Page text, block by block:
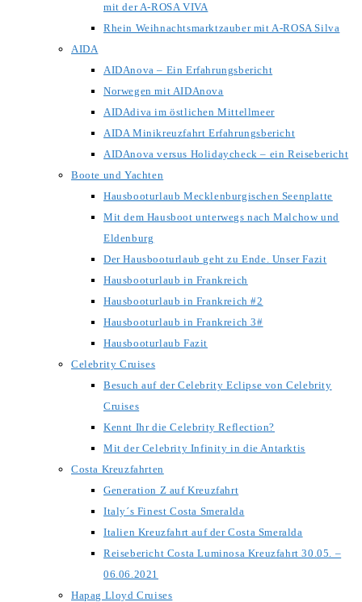
mit der A-ROSA VIVA
Rhein Weihnachtsmarktzauber mit A-ROSA Silva
AIDA
AIDAnova – Ein Erfahrungsbericht
Norwegen mit AIDAnova
AIDAdiva im östlichen Mittellmeer
AIDA Minikreuzfahrt Erfahrungsbericht
AIDAnova versus Holidaycheck – ein Reisebericht
Boote und Yachten
Hausbooturlaub Mecklenburgischen Seenplatte
Mit dem Hausboot unterwegs nach Malchow und
Eldenburg
Der Hausbooturlaub geht zu Ende. Unser Fazit
Hausbooturlaub in Frankreich
Hausbooturlaub in Frankreich #2
Hausbooturlaub in Frankreich 3#
Hausbooturlaub Fazit
Celebrity Cruises
Besuch auf der Celebrity Eclipse von Celebrity
Cruises
Kennt Ihr die Celebrity Reflection?
Mit der Celebrity Infinity in die Antarktis
Costa Kreuzfahrten
Generation Z auf Kreuzfahrt
Italy´s Finest Costa Smeralda
Italien Kreuzfahrt auf der Costa Smeralda
Reisebericht Costa Luminosa Kreuzfahrt 30.05. –
06.06.2021
Hapag Lloyd Cruises